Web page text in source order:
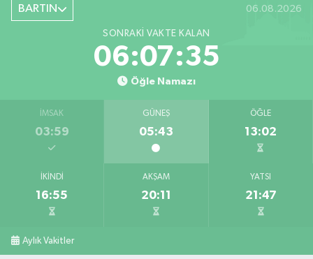
BARTIN 06.08.2026
SONRAKI VAKTE KALAN
06:07:34
Öğle Namazı
İMSAK
03:59
GÜNEŞ
05:43
ÖĞLE
13:02
İKINDI
16:55
AKŞAM
20:11
YATSI
21:47
Aylık Vakitler